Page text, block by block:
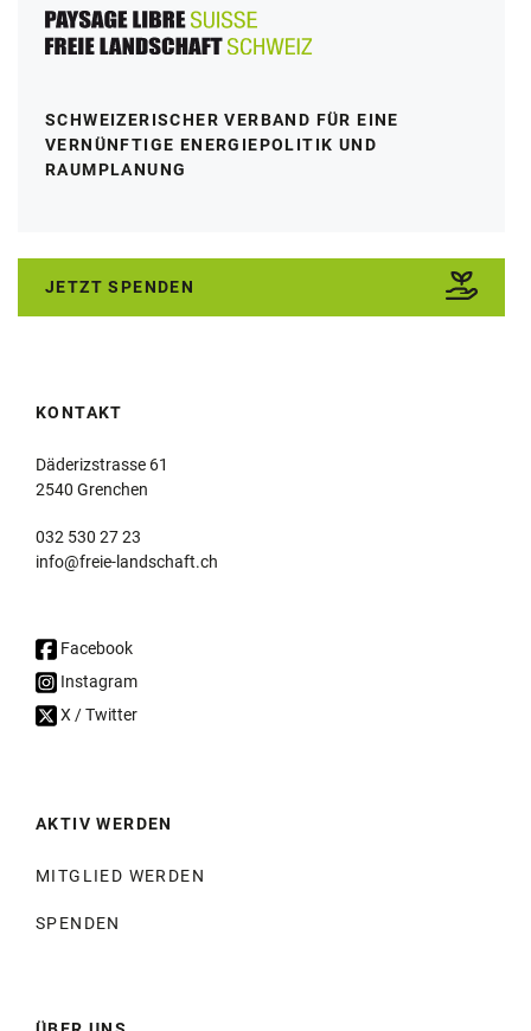
SCHWEIZERISCHER VERBAND FÜR EINE
VERNÜNFTIGE ENERGIEPOLITIK UND
RAUMPLANUNG
JETZT SPENDEN
KONTAKT
Däderizstrasse 61
2540 Grenchen
032 530 27 23
info@freie-landschaft.ch
Facebook
Instagram
X / Twitter
AKTIV WERDEN
MITGLIED WERDEN
SPENDEN